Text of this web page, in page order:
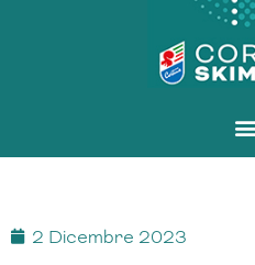
2 Dicembre 2023